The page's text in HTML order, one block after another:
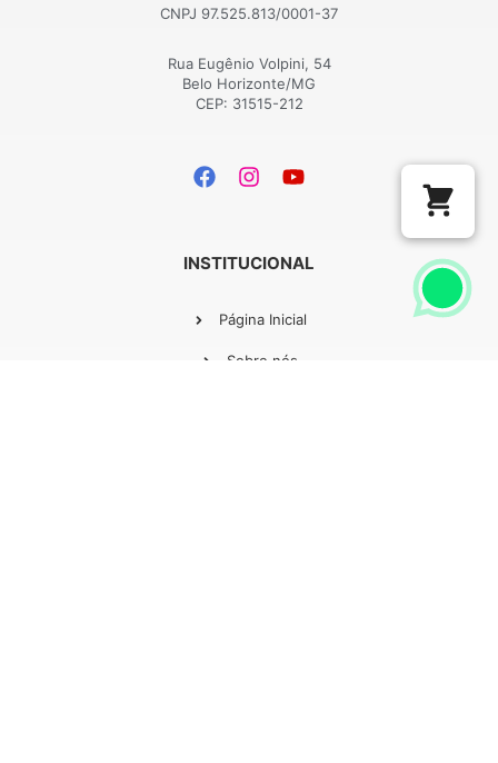
CNPJ 97.525.813/0001-37
Rua Eugênio Volpini, 54
Belo Horizonte/MG
CEP: 31515-212
INSTITUCIONAL
Página Inicial
Sobre nós